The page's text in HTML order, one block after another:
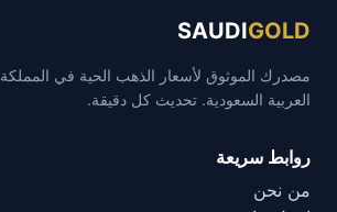
SAUDIGOLD
مصدرك الموثوق لأسعار الذهب الحية في المملكة
العربية السعودية. تحديث كل دقيقة.
روابط سريعة
من نحن